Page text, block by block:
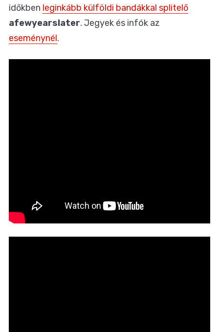
időkben leginkább külföldi bandákkal splitelő
afewyearslater. Jegyek és infók az
eseménynél.